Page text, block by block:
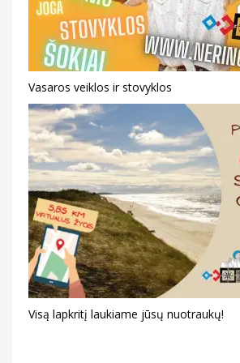
Vasaros veiklos ir stovyklos
Visą lapkritį laukiame jūsų nuotraukų!